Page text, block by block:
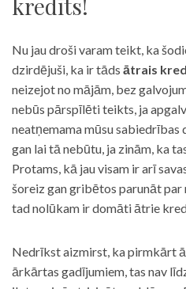
kredīts!
Nu jau droši varam teikt, ka
dzirdējuši, ka ir tāds ātrais
neizejot no mājām, bez
nebūs pārspīlēti teikts, ja
neatņemama mūsu sabiedrības
gan lai tā nebūtu, ja zinām, ka
Protams, kā jau visam ir arī
šoreiz gan gribētos parunāt
tad nolūkam ir domāti ātrie
Nedrīkst aizmirst, ka pirmkārt
ārkārtas gadījumiem, tas nav